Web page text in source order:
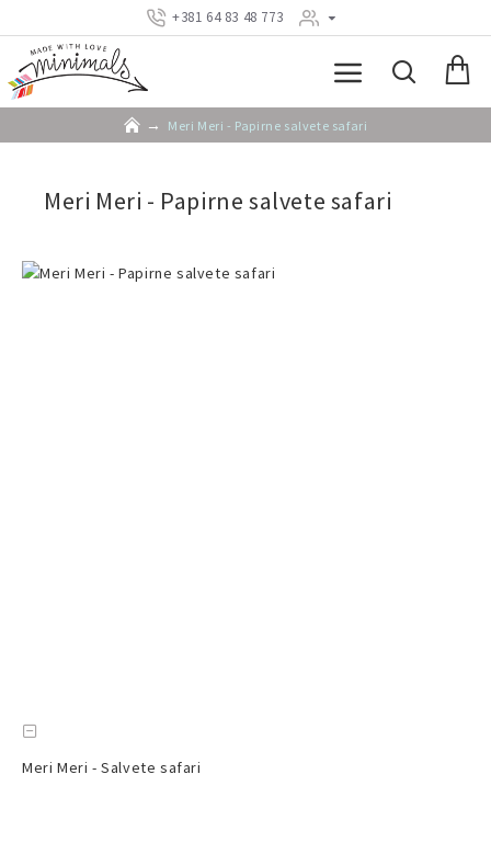
+381 64 83 48 773
Meri Meri - Papirne salvete safari
Meri Meri - Papirne salvete safari
Meri Meri - Salvete safari